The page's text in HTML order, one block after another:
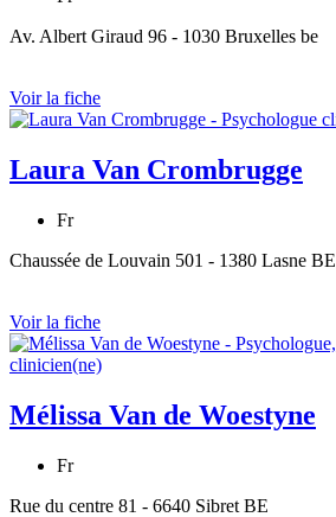
Av. Albert Giraud 96 - 1030 Bruxelles be
Voir la fiche
Laura Van Crombrugge
Fr
Chaussée de Louvain 501 - 1380 Lasne BE
Voir la fiche
Mélissa Van de Woestyne
Fr
Rue du centre 81 - 6640 Sibret BE